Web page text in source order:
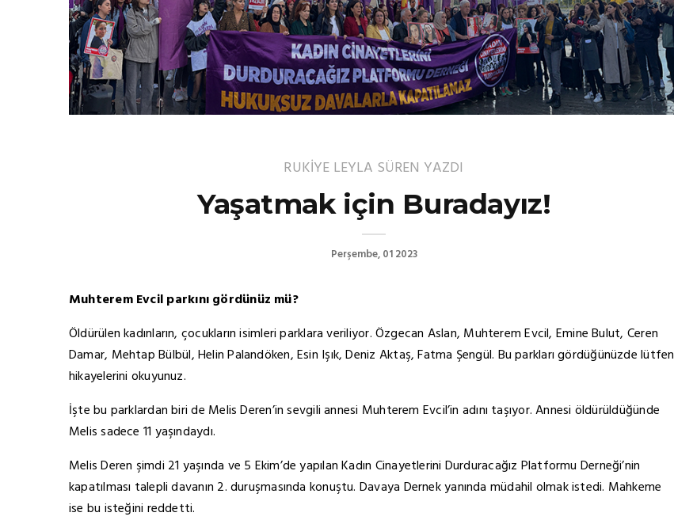
RUKİYE LEYLA SÜREN YAZDI
Yaşatmak için Buradayız!
Perşembe, 01 2023
Muhterem Evcil parkını gördünüz mü?
Öldürülen kadınların, çocukların isimleri parklara veriliyor. Özgecan Aslan, Muhterem Evcil, Emine Bulut, Ceren
Damar, Mehtap Bülbül, Helin Palandöken, Esin Işık, Deniz Aktaş, Fatma Şengül. Bu parkları gördüğünüzde lütfen
hikayelerini okuyunuz.
İşte bu parklardan biri de Melis Deren’in sevgili annesi Muhterem Evcil’in adını taşıyor. Annesi öldürüldüğünde
Melis sadece 11 yaşındaydı.
Melis Deren şimdi 21 yaşında ve 5 Ekim’de yapılan Kadın Cinayetlerini Durduracağız Platformu Derneği’nin
kapatılması talepli davanın 2. duruşmasında konuştu. Davaya Dernek yanında müdahil olmak istedi. Mahkeme
ise bu isteğini reddetti.